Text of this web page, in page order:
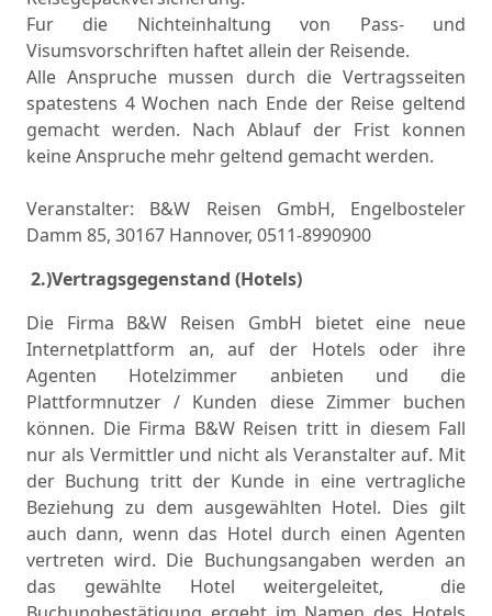
Fur die Nichteinhaltung von Pass- und
Visumsvorschriften haftet allein der Reisende.
Alle Anspruche mussen durch die Vertragsseiten
spatestens 4 Wochen nach Ende der Reise geltend
gemacht werden. Nach Ablauf der Frist konnen
keine Anspruche mehr geltend gemacht werden.
Veranstalter: B&W Reisen GmbH, Engelbosteler
Damm 85, 30167 Hannover, 0511-8990900
2.)Vertragsgegenstand (Hotels)
Die Firma B&W Reisen GmbH bietet eine neue
Internetplattform an, auf der Hotels oder ihre
Agenten Hotelzimmer anbieten und die
Plattformnutzer / Kunden diese Zimmer buchen
können. Die Firma B&W Reisen tritt in diesem Fall
nur als Vermittler und nicht als Veranstalter auf. Mit
der Buchung tritt der Kunde in eine vertragliche
Beziehung zu dem ausgewählten Hotel. Dies gilt
auch dann, wenn das Hotel durch einen Agenten
vertreten wird. Die Buchungsangaben werden an
das gewählte Hotel weitergeleitet,
die